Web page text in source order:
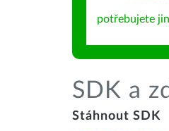
potřebujete
SDK a
Stáhnout SDK